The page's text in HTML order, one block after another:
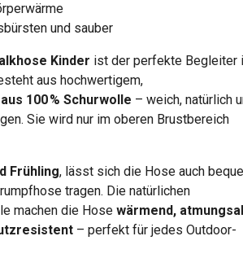
und sauber
Kinder ist der perfekte Begleiter
aus hochwertigem,
100 % Schurwolle – weich, natürlich
Sie wird nur im oberen Brustbereich
Frühling, lässt sich die Hose auch
tragen. Die natürlichen
machen die Hose wärmend,
– perfekt für jedes Outdoor-